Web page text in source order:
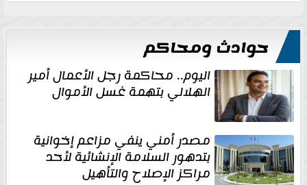
حوادث ومحاكم
اليوم.. محاكمة رجل الأعمال أمير
الهلالي بتهمة غسل الأموال
مصدر أمني ينفي مزاعم إخوانية
بتدهور السلامة الإنشائية لأحد
مراكز الإصلاح والتأهيل